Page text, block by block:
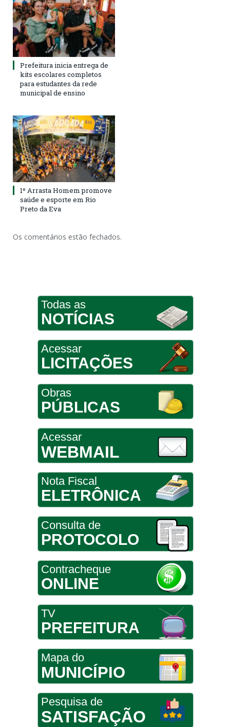
Prefeitura inicia entrega de
kits escolares completos
para estudantes da rede
municipal de ensino
1º Arrasta Homem promove
saúde e esporte em Rio
Preto da Eva
Os comentários estão fechados.
Todas as
NOTÍCIAS
Acessar
LICITAÇÕES
Obras
PÚBLICAS
Acessar
WEBMAIL
Nota Fiscal
ELETRÔNICA
Consulta de
PROTOCOLO
Contracheque
ONLINE
TV
PREFEITURA
Mapa do
MUNICÍPIO
Pesquisa de
SATISFAÇÃO